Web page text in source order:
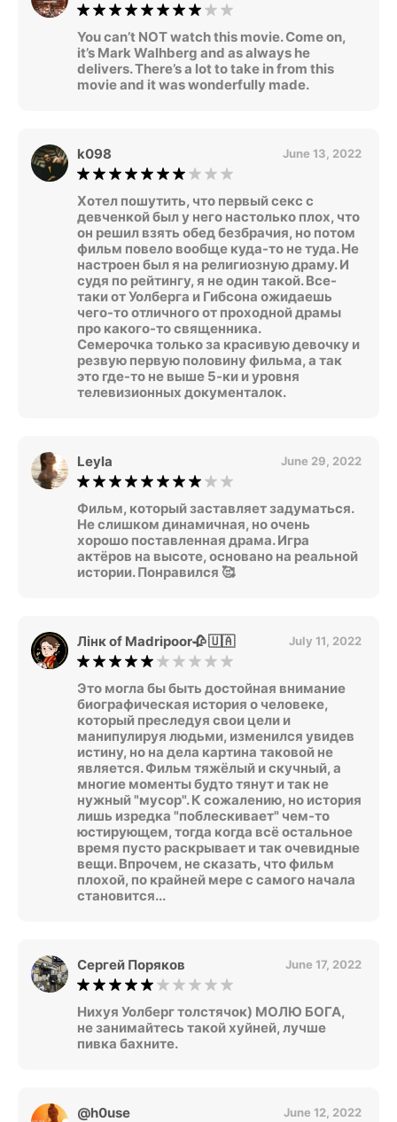
You can’t NOT watch this movie. Come on,
it’s Mark Walhberg and as always he
delivers. There’s a lot to take in from this
movie and it was wonderfully made.
k098 June 13, 2022
Хотел пошутить, что первый секс с
девченкой был у него настолько плох, что
он решил взять обед безбрачия, но потом
фильм повело вообще куда-то не туда. Не
настроен был я на религиозную драму. И
судя по рейтингу, я не один такой. Все-
таки от Уолберга и Гибсона ожидаешь
чего-то отличного от проходной драмы
про какого-то священника.
Семерочка только за красивую девочку и
резвую первую половину фильма, а так
это где-то не выше 5-ки и уровня
телевизионных документалок.
Leyla June 29, 2022
Фильм, который заставляет задуматься.
Не слишком динамичная, но очень
хорошо поставленная драма. Игра
актёров на высоте, основано на реальной
истории. Понравился 🥰
Лінк of Madripoor🥀 🇺🇦 July 11, 2022
Это могла бы быть достойная внимание
биографическая история о человеке,
который преследуя свои цели и
манипулируя людьми, изменился увидев
истину, но на дела картина таковой не
является. Фильм тяжёлый и скучный, а
многие моменты будто тянут и так не
нужный "мусор". К сожалению, но история
лишь изредка "поблескивает" чем-то
юстирующем, тогда когда всё остальное
время пусто раскрывает и так очевидные
вещи. Впрочем, не сказать, что фильм
плохой, по крайней мере с самого начала
становится...
Сергей Поряков June 17, 2022
Нихуя Уолберг толстячок) МОЛЮ БОГА,
не занимайтесь такой хуйней, лучше
пивка бахните.
@h0use June 12, 2022